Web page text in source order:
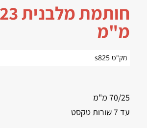
חותמת
מ"מ
מק"ט s825
70/25 מ"מ
עד 7 שורות טקסט